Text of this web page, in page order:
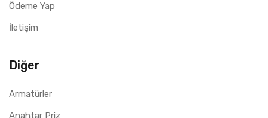
Ödeme Yap
İletişim
Diğer
Armatürler
Anahtar Priz